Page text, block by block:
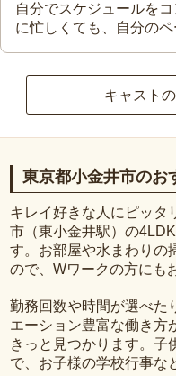
自分でスケジュールを
に忙しくても、自分の
キャスト
東京都小金井市のお
キレイ好きな人にピッタ
市（東小金井駅）の
す。お部屋や水まわりの
ので、Wワークの方にも
勤務回数や時間が選べた
エーション豊富な働き方
きっと見つかります。子
で、お子様の学校行事な